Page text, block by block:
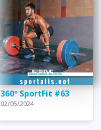
360º SportFit #63
02/05/2024